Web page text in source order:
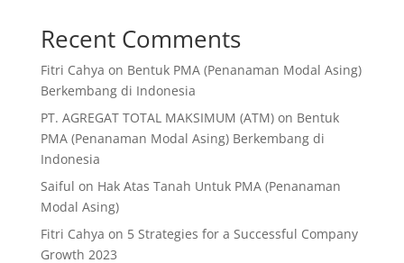
Recent Comments
Fitri Cahya on Bentuk PMA (Penanaman Modal Asing)
Berkembang di Indonesia
PT. AGREGAT TOTAL MAKSIMUM (ATM)on Bentuk
PMA (Penanaman Modal Asing) Berkembang di
Indonesia
Saiful on Hak Atas Tanah Untuk PMA (Penanaman
Modal Asing)
Fitri Cahya on 5 Strategies for a Successful Company
Growth 2023